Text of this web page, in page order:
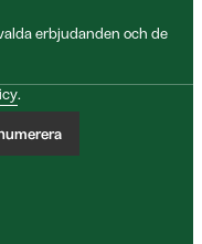
erbjudanden och de
.